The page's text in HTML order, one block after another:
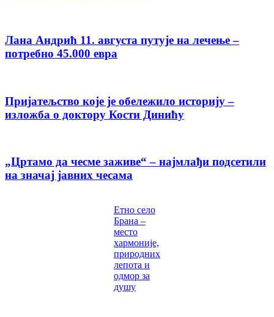
Лана Андрић 11. августа путује на лечење –
потребно 45.000 евра
Пријатељство које је обележило историју –
изложба о доктору Кости Динићу
„Цртамо да чесме заживе“ – најмлађи подсетили
на значај јавних чесама
Етно село
Брана –
место
хармоније,
природних
лепота и
одмор за
душу